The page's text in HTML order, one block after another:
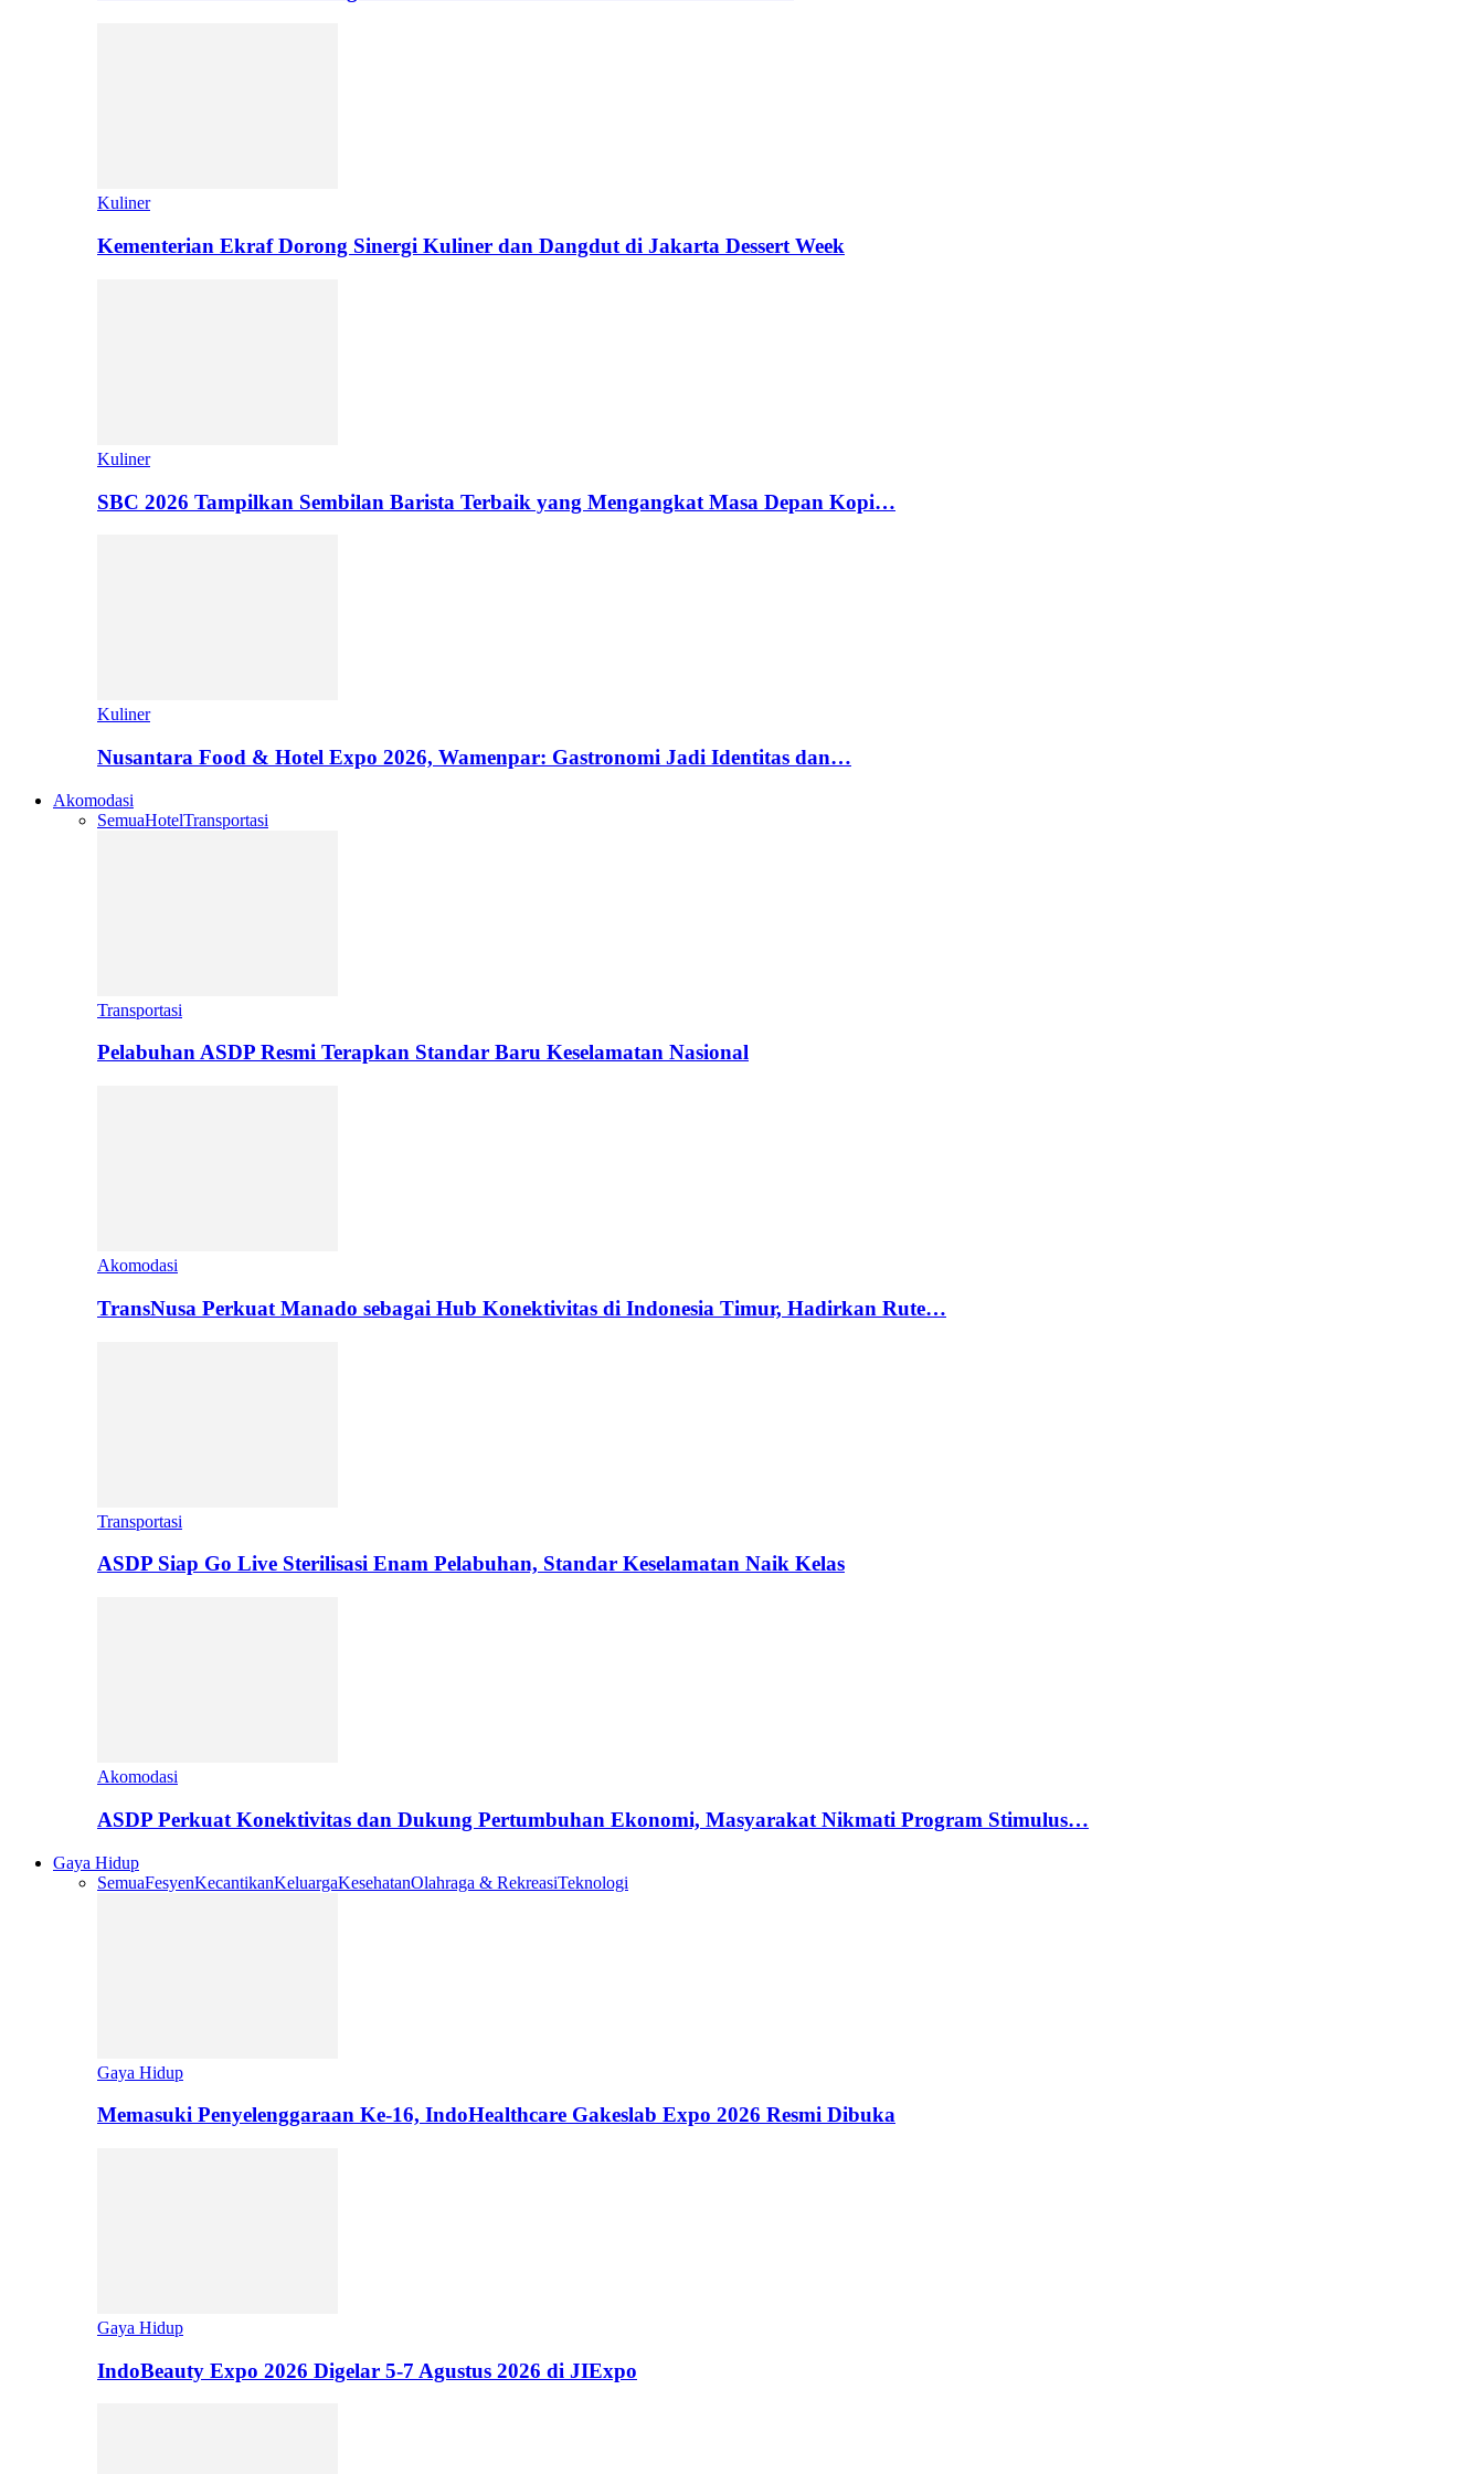
Kuliner
Kementerian Ekraf Dorong Sinergi Kuliner dan Dangdut di Jakarta Dessert Week
Kuliner
SBC 2026 Tampilkan Sembilan Barista Terbaik yang Mengangkat Masa Depan Kopi…
Kuliner
Nusantara Food & Hotel Expo 2026, Wamenpar: Gastronomi Jadi Identitas dan…
Akomodasi
SemuaHotelTransportasi
Transportasi
Pelabuhan ASDP Resmi Terapkan Standar Baru Keselamatan Nasional
Akomodasi
TransNusa Perkuat Manado sebagai Hub Konektivitas di Indonesia Timur, Hadirkan Rute…
Transportasi
ASDP Siap Go Live Sterilisasi Enam Pelabuhan, Standar Keselamatan Naik Kelas
Akomodasi
ASDP Perkuat Konektivitas dan Dukung Pertumbuhan Ekonomi, Masyarakat Nikmati Program Stimulus…
Gaya Hidup
SemuaFesyenKecantikanKeluargaKesehatanOlahraga & RekreasiTeknologi
Gaya Hidup
Memasuki Penyelenggaraan Ke-16, IndoHealthcare Gakeslab Expo 2026 Resmi Dibuka
Gaya Hidup
IndoBeauty Expo 2026 Digelar 5-7 Agustus 2026 di JIExpo